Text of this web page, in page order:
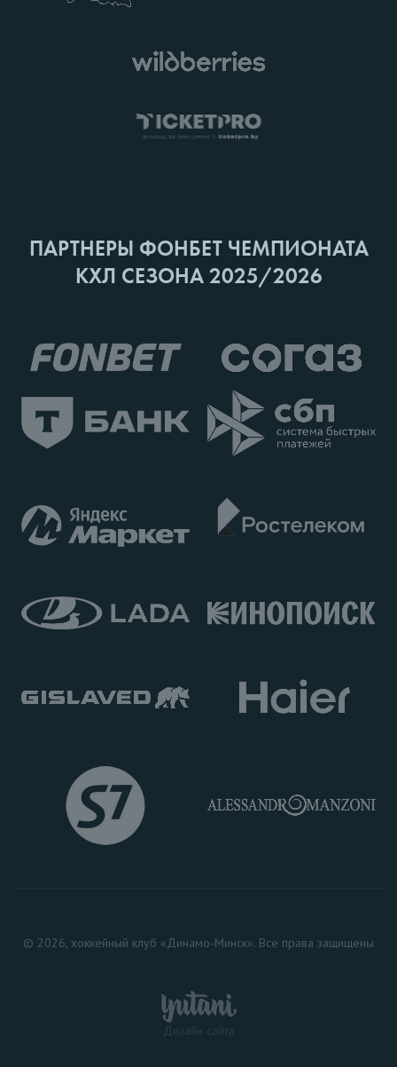
ПАРТНЕРЫ ФОНБЕТ ЧЕМПИОНАТА
КХЛ СЕЗОНА 2025/2026
© 2026, хоккейный клуб «Динамо-Минск». Все права защищены
Дизайн сайта